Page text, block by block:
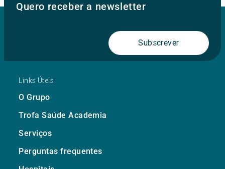
Quero receber a newsletter
Subscrever
Links Úteis
O Grupo
Trofa Saúde Academia
Serviços
Perguntas frequentes